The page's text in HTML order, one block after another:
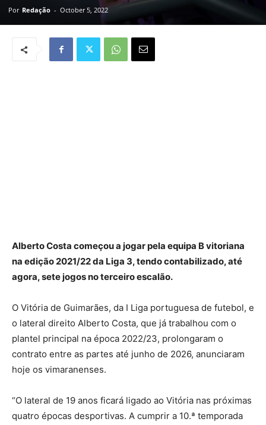
Por Redação - October 5, 2022
Alberto Costa começou a jogar pela equipa B vitoriana
na edição 2021/22 da Liga 3, tendo contabilizado, até
agora, sete jogos no terceiro escalão.
O Vitória de Guimarães, da I Liga portuguesa de futebol, e
o lateral direito Alberto Costa, que já trabalhou com o
plantel principal na época 2022/23, prolongaram o
contrato entre as partes até junho de 2026, anunciaram
hoje os vimaranenses.
“O lateral de 19 anos ficará ligado ao Vitória nas próximas
quatro épocas desportivas. A cumprir a 10.ª temporada